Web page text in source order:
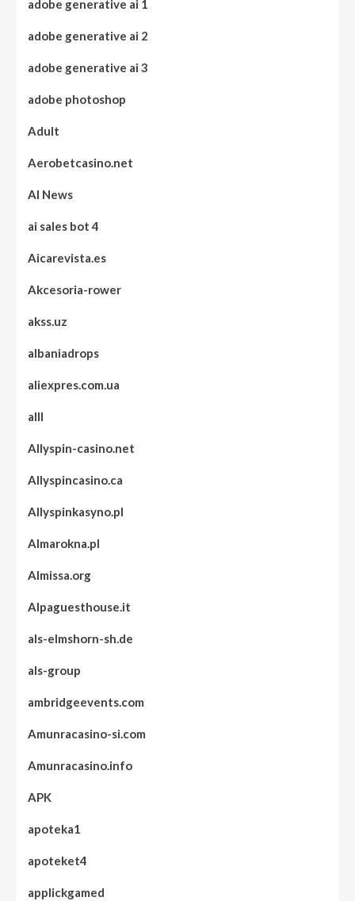
adobe generative ai 1
adobe generative ai 2
adobe generative ai 3
adobe photoshop
Adult
Aerobetcasino.net
AI News
ai sales bot 4
Aicarevista.es
Akcesoria-rower
akss.uz
albaniadrops
aliexpres.com.ua
alll
Allyspin-casino.net
Allyspincasino.ca
Allyspinkasyno.pl
Almarokna.pl
Almissa.org
Alpaguesthouse.it
als-elmshorn-sh.de
als-group
ambridgeevents.com
Amunracasino-si.com
Amunracasino.info
APK
apoteka1
apoteket4
applickgamed